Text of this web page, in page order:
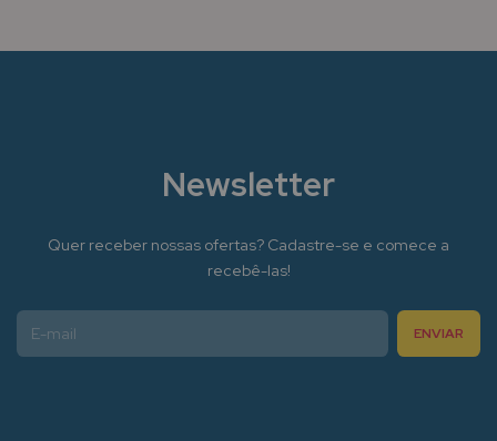
Newsletter
Quer receber nossas ofertas? Cadastre-se e comece a
recebê-las!